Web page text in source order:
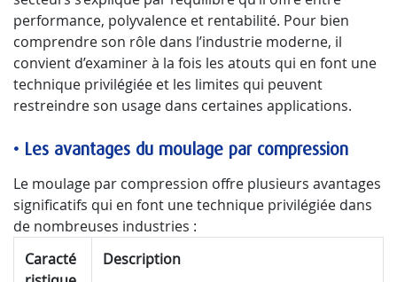
performance, polyvalence et rentabilité. Pour bien
comprendre son rôle dans l’industrie moderne, il
convient d’examiner à la fois les atouts qui en font une
technique privilégiée et les limites qui peuvent
restreindre son usage dans certaines applications.
• Les avantages du moulage par compression
Le moulage par compression offre plusieurs avantages
significatifs qui en font une technique privilégiée dans
de nombreuses industries :
Caracté
Description